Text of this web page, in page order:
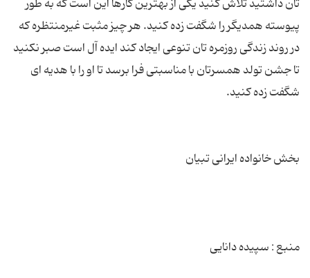
تان داشتید تلاش کنید یکی از بهترین کارها این است که به طور
پیوسته همدیگر را شگفت زده کنید. هر چیز مثبت غیرمنتظره که
در روند زندگی روزمره تان تنوعی ایجاد کند ایده آل است صبر نکنید
تا جشن تولد همسرتان با مناسبتی فرا برسد تا او را با هدیه ای